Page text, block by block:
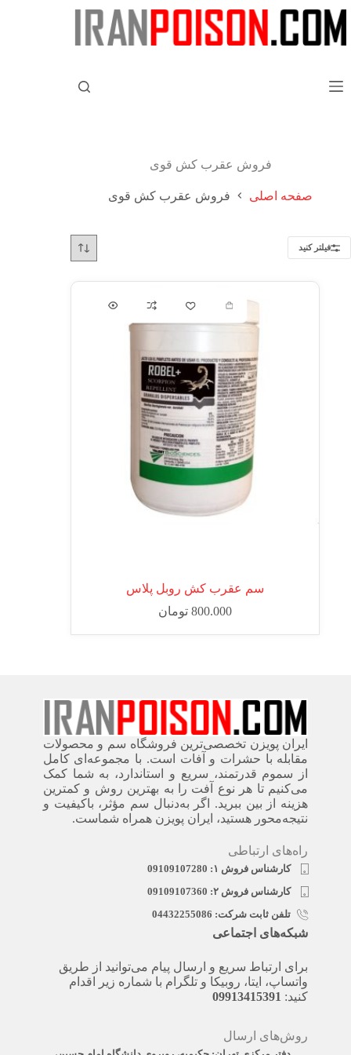
فروش عقرب کش قوی
صفحه اصلی فروش عقرب کش قوی
فیلتر کنید
سم عقرب کش روبل پلاس
800.000 تومان
ایران پویزن تخصصی‌ترین فروشگاه سم و محصولات
مقابله با حشرات و آفات است. با مجموعه‌ای کامل
از سموم قدرتمند، سریع‌ و استاندارد، به شما کمک
می‌کنیم تا هر نوع آفت را به بهترین روش و کمترین
هزینه از بین ببرید. اگر به‌دنبال سم مؤثر، باکیفیت و
نتیجه‌محور هستید، ایران پویزن همراه شماست.
راه‌های ارتباطی
کارشناس فروش ۱: 09109107280
کارشناس فروش ۲: 09109107360
تلفن ثابت شرکت: 04432255086
شبکه‌های اجتماعی
برای ارتباط سریع و ارسال پیام می‌توانید از طریق
واتساپ، ایتا، روبیکا و تلگرام با شماره زیر اقدام
کنید: 09913415391
روش‌های ارسال